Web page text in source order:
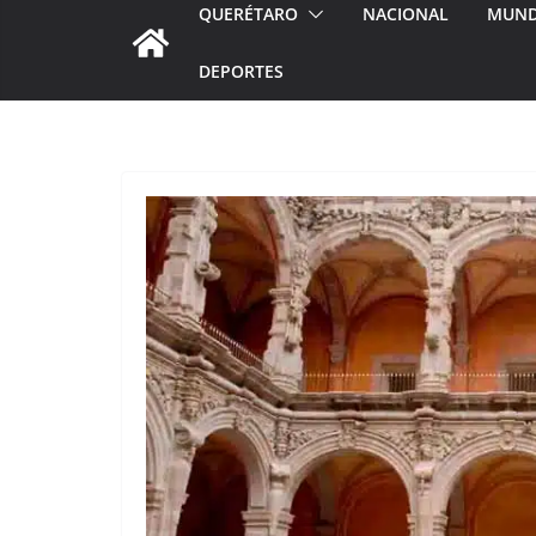
QUERÉTARO NACIONAL
DEPORTES